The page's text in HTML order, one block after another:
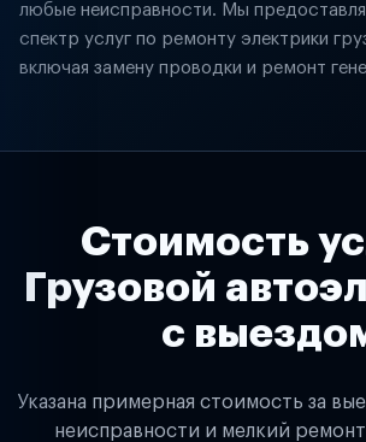
любые неисправности. Мы
спектр услуг по ремонту электрики
включая замену проводки и ремонт
Стоимость
Грузовой
с
Указана примерная стоимость за
неисправности и мелкий